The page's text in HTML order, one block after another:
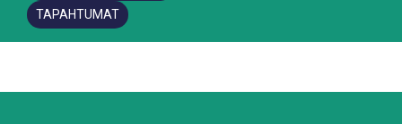
TAPAHTUMAT